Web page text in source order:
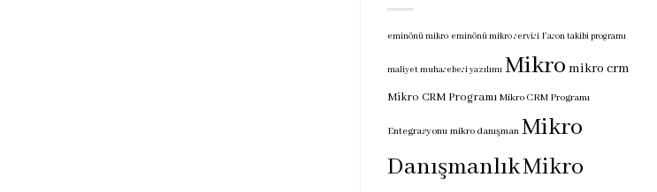
eminönü mikro eminönü mikro servisi Fason takibi programı
maliyet muhasebesi yazılımı Mikro mikro crm
Mikro CRM Programı Mikro CRM Programı
Entegrasyonu mikro danışman Mikro
DanışmanlıkMikro